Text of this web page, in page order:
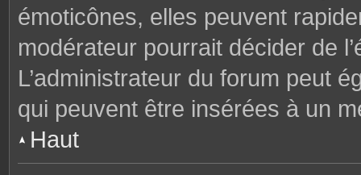
émoticônes, elles peuvent
modérateur pourrait décider de
L’administrateur du forum peut
qui peuvent être insérées à un
Haut